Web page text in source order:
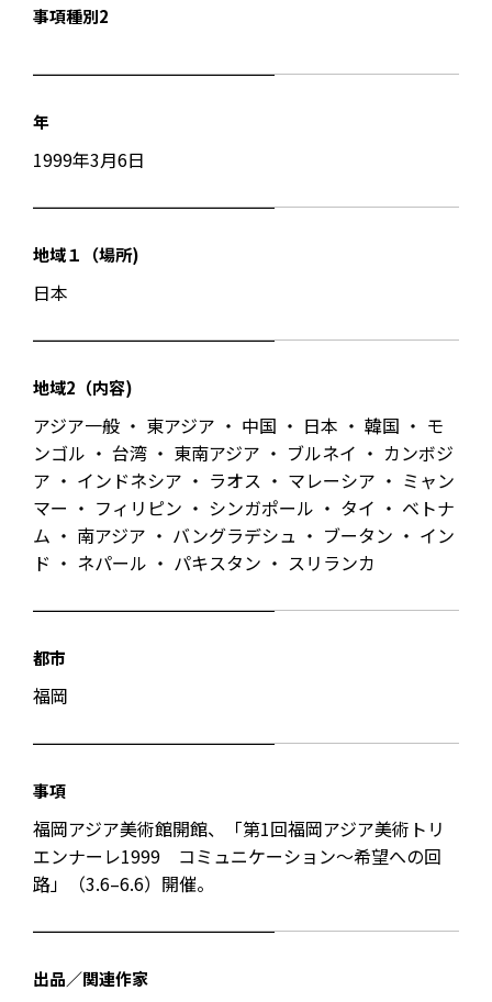
事項種別2
年
1999年3月6日
地域１（場所)
日本
地域2（内容)
アジア一般 ・ 東アジア ・ 中国 ・ 日本 ・ 韓国 ・ モ
ンゴル ・ 台湾 ・ 東南アジア ・ ブルネイ ・ カンボジ
ア ・ インドネシア ・ ラオス ・ マレーシア ・ ミャン
マー ・ フィリピン ・ シンガポール ・ タイ ・ ベトナ
ム ・ 南アジア ・ バングラデシュ ・ ブータン ・ イン
ド ・ ネパール ・ パキスタン ・ スリランカ
都市
福岡
事項
福岡アジア美術館開館、「第1回福岡アジア美術トリ
エンナーレ1999 コミュニケーション～希望への回
路」（3.6–6.6）開催。
出品／関連作家